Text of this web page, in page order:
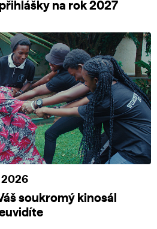
na rok 2027
2026
soukromý kinosál